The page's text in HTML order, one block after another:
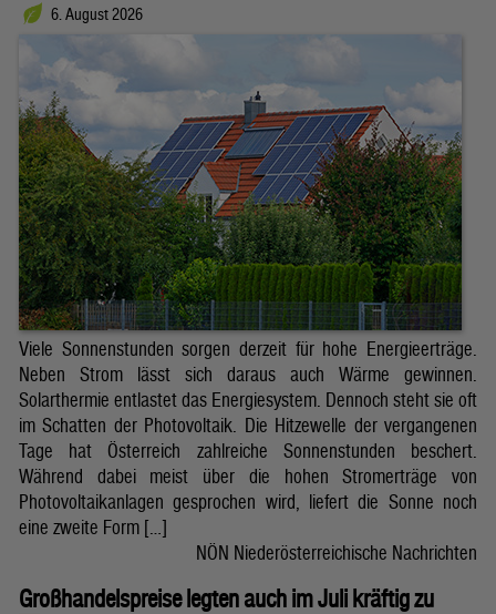
6. August 2026
Viele Sonnenstunden sorgen derzeit für hohe Energieerträge.
Neben Strom lässt sich daraus auch Wärme gewinnen.
Solarthermie entlastet das Energiesystem. Dennoch steht sie oft
im Schatten der Photovoltaik. Die Hitzewelle der vergangenen
Tage hat Österreich zahlreiche Sonnenstunden beschert.
Während dabei meist über die hohen Stromerträge von
Photovoltaikanlagen gesprochen wird, liefert die Sonne noch
eine zweite Form […]
NÖN Niederösterreichische Nachrichten
Großhandelspreise legten auch im Juli kräftig zu